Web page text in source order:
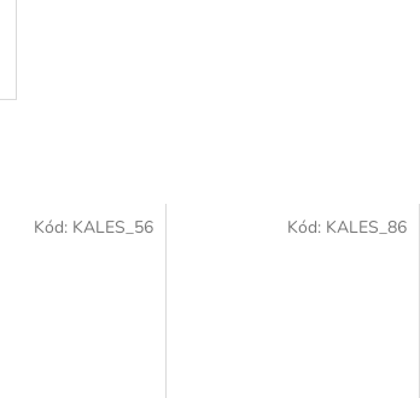
Kód: KALES_56 Kód: KALES_86